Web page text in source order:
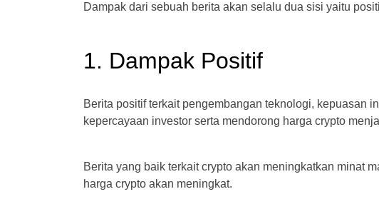
Dampak dari sebuah berita akan selalu dua sisi yaitu
1. Dampak Positif
Berita positif terkait pengembangan teknologi, kepuasan
kepercayaan investor serta mendorong harga crypto
Berita yang baik terkait crypto akan meningkatkan minat
harga crypto akan meningkat.